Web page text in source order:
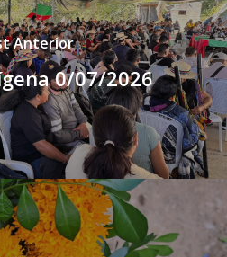
Anterior
0/07/2026